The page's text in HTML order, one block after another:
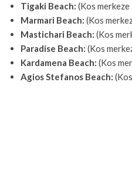
Tigaki Beach: (Kos merkeze
Marmari Beach: (Kos
Mastichari Beach: (Kos
Paradise Beach: (Kos
Kardamena Beach: (Kos
Agios Stefanos Beach: